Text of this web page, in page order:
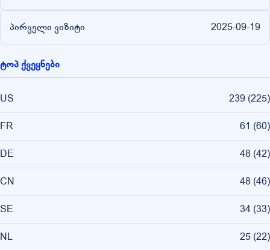
პირველი ვიზიტი 2025-09-19
ტოპ ქვეყნები
US 239 (225)
FR 61 (60)
DE 48 (42)
CN 48 (46)
SE 34 (33)
NL 25 (22)